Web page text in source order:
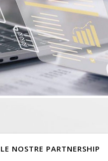
LE NOSTRE PARTNERSHIP